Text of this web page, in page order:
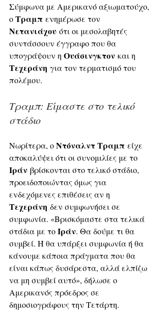
Σύμφωνα με Αμερικανό αξιωματούχο,
ο Τραμπ ενημέρωσε τον
Νετανιάχου ότι οι μεσολαβητές
συντάσσουν έγγραφο που θα
υπογράψουν η Ουάσινγκτον και η
Τεχεράνη για τον τερματισμό του
πολέμου.
Τραμπ: Είμαστε στο τελικό
στάδιο
Νωρίτερα, ο Ντόναλντ Τραμπ είχε
αποκαλύψει ότι οι συνομιλίες με το
Ιράν βρίσκονται στο τελικό στάδιο,
προειδοποιώντας όμως για
ενδεχόμενες επιθέσεις αν η
Τεχεράνη δεν συμφωνήσει σε
συμφωνία. «Βρισκόμαστε στα τελικά
στάδια με το Ιράν. Θα δούμε τι θα
συμβεί. Ή θα υπάρξει συμφωνία ή θα
κάνουμε κάποια πράγματα που θα
είναι κάπως δυσάρεστα, αλλά ελπίζω
να μη συμβεί αυτό», δήλωσε ο
Αμερικανός πρόεδρος σε
δημοσιογράφους την Τετάρτη.